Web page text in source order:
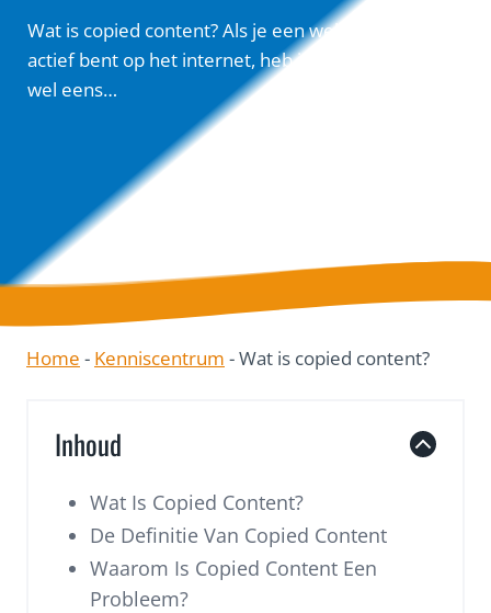
Wat is copied content? Als je een website hebt of
actief bent op het internet, heb je waarschijnlijk
wel eens…
Home - Kenniscentrum -Wat is copied content?
Inhoud
Wat Is Copied Content?
De Definitie Van Copied Content
Waarom Is Copied Content Een
Probleem?